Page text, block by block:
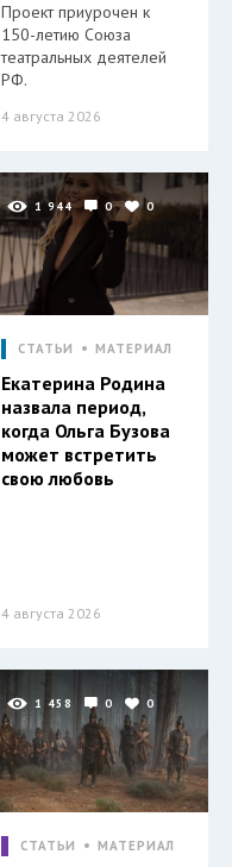
Проект приурочен к
150-летию Союза
театральных деятелей
РФ.
4 августа 2026
1 944 0 0
СТАТЬИ МАТЕРИАЛ
Екатерина Родина
назвала период,
когда Ольга Бузова
может встретить
свою любовь
4 августа 2026
1 458 0 0
СТАТЬИ МАТЕРИАЛ